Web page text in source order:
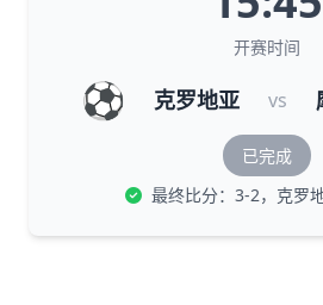
开赛时间
⚽ 克罗地亚 vs
已完成
最终比分：3-2，克罗